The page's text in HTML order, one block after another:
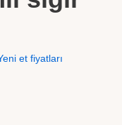
et fiyatları